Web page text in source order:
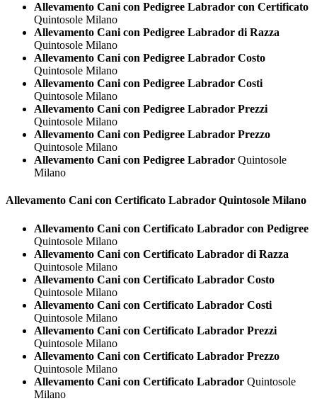
Allevamento Cani con Pedigree Labrador con Certificato
Quintosole Milano
Allevamento Cani con Pedigree Labrador di Razza
Quintosole Milano
Allevamento Cani con Pedigree Labrador Costo
Quintosole Milano
Allevamento Cani con Pedigree Labrador Costi
Quintosole Milano
Allevamento Cani con Pedigree Labrador Prezzi
Quintosole Milano
Allevamento Cani con Pedigree Labrador Prezzo
Quintosole Milano
Allevamento Cani con Pedigree Labrador Quintosole
Milano
Allevamento Cani con Certificato Labrador Quintosole Milano
Allevamento Cani con Certificato Labrador con Pedigree
Quintosole Milano
Allevamento Cani con Certificato Labrador di Razza
Quintosole Milano
Allevamento Cani con Certificato Labrador Costo
Quintosole Milano
Allevamento Cani con Certificato Labrador Costi
Quintosole Milano
Allevamento Cani con Certificato Labrador Prezzi
Quintosole Milano
Allevamento Cani con Certificato Labrador Prezzo
Quintosole Milano
Allevamento Cani con Certificato Labrador Quintosole
Milano